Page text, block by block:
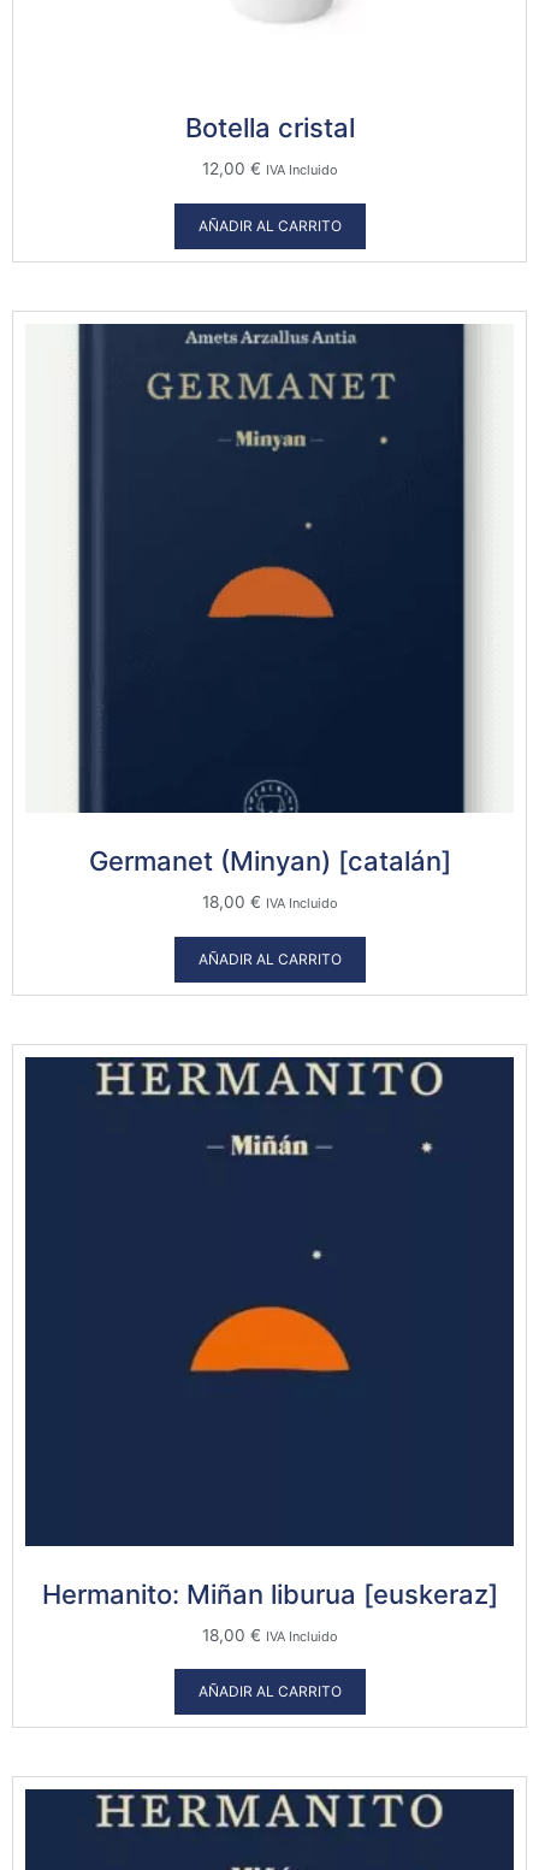
Botella cristal
12,00 € IVA Incluido
AÑADIR AL CARRITO
Germanet (Minyan) [catalán]
18,00 € IVA Incluido
AÑADIR AL CARRITO
Hermanito: Miñan liburua [euskeraz]
18,00 € IVA Incluido
AÑADIR AL CARRITO